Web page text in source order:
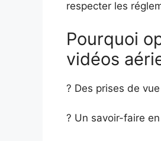
respecter les
Pourquoi
vidéos
? Des prises de
? Un savoir-faire